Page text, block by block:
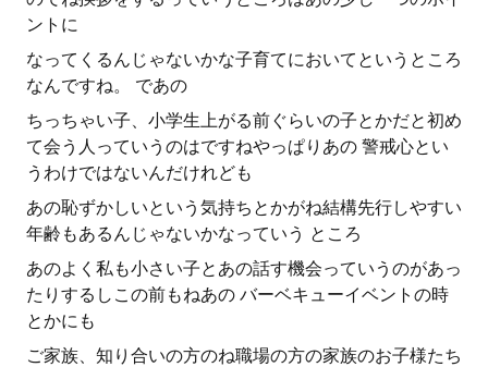
ントに
なってくるんじゃないかな子育てにおいてというところ
なんですね。 であの
ちっちゃい子、小学生上がる前ぐらいの子とかだと初め
て会う人っていうのはですねやっぱりあの 警戒心とい
うわけではないんだけれども
あの恥ずかしいという気持ちとかがね結構先行しやすい
年齢もあるんじゃないかなっていう ところ
あのよく私も小さい子とあの話す機会っていうのがあっ
たりするしこの前もねあの バーベキューイベントの時
とかにも
ご家族、知り合いの方のね職場の方の家族のお子様たち